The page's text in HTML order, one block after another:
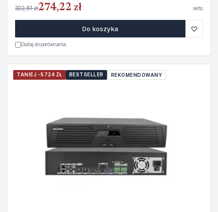
322,61 zł274,22 zł netto
Do koszyka ♡
Dodaj do porównania
TANIEJ -5724 ZŁ BESTSELLER REKOMENDOWANY